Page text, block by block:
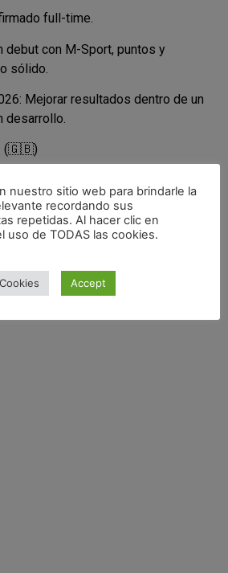
full-time.
debut con M-Sport, puntos y
sólido.
Mejorar resultados dentro de un
desarrollo.
(🇬🇧)
Establecerse en el WRC con
Martins Sesks para algunos rallys de
nuestro sitio web para brindarle la
recordando sus
repetidas. Al hacer clic en
uso de TODAS las cookies.
Accept